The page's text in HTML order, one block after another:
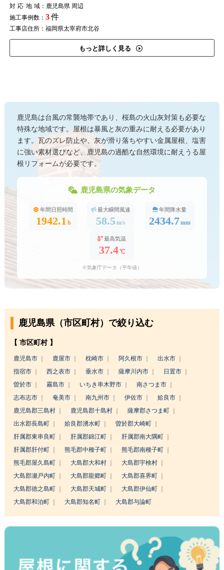
対応地域：鹿児島県 周辺
施工事例数： 3件
工事店住所：福岡県太宰府市北谷
もっと詳しく見る
鹿児島は台風の常襲地帯であり、桜島の火山灰対策も必要な
特殊な地域です。屋根は暴風と灰の重みに耐える必要があり
ます。瓦のズレ防止や、灰が滑り落ちやすい金属屋根、塩害
に強い素材選びなど、鹿児島の過酷な自然環境に耐えうる屋
根リフォームが必要です。
鹿児島県の気象データ
年間日照時間
1942.1 h
最大瞬間風速
58.5 m/s
年間降水量
2434.7mm
最高気温
37.4℃
※気象庁データ（平年値）
鹿児島県（市区町村）で絞り込む
【 市区町村 】
鹿児島市 鹿屋市 枕崎市 阿久根市
出水市
指宿市
西之表市 垂水市 薩摩川内市
日置市
曽於市
霧島市 いちき串木野市
南さつま市
志布志市
奄美市 南九州市 伊佐市
姶良市
鹿児島郡三島村
鹿児島郡十島村
薩摩郡さつま町
出水郡長島町
姶良郡湧水町
曽於郡大崎町
肝属郡東串良町
肝属郡錦江町
肝属郡南大隅町
肝属郡肝付町
熊毛郡中種子町
熊毛郡南種子町
熊毛郡屋久島町
大島郡大和村
大島郡宇検村
大島郡瀬戸内町
大島郡龍郷町
大島郡喜界町
大島郡徳之島町
大島郡天城町
大島郡伊仙町
大島郡和泊町
大島郡知名町 大島郡与論町